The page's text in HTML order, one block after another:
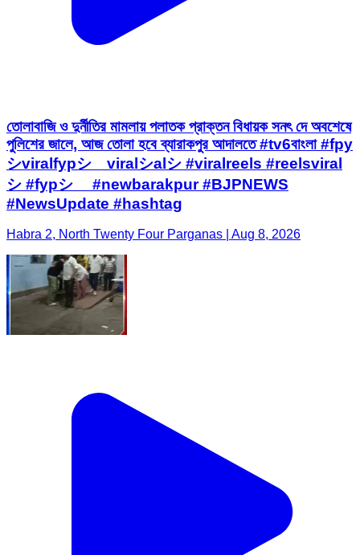
তোলাবাজি ও দুর্নীতির মামলায় পলাতক প্রাক্তন বিধায়ক সনৎ দে অবশেষে
পুলিশের জালে, আজ তোলা হবে ব্যারাকপুর আদালতে #tv6বাংলা #fpy
シviralfypシ゚viralシalシ #viralreels #reelsviral
シ #fypシ゚ #newbarakpur #BJPNEWS
#NewsUpdate #hashtag
Habra 2, North Twenty Four Parganas | Aug 8, 2026